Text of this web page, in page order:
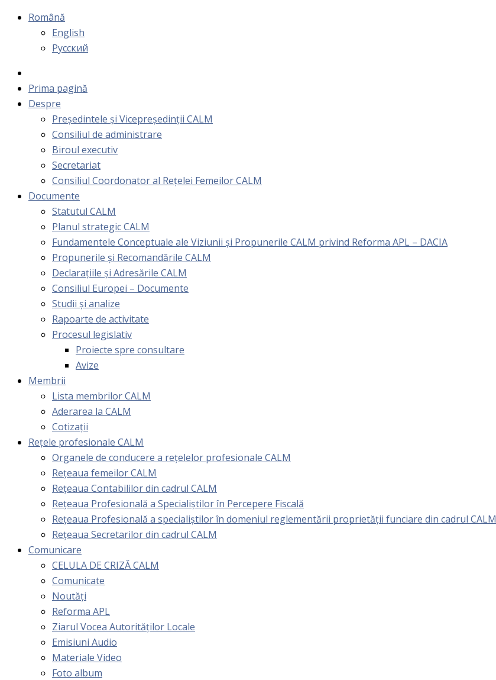
Română
English
Русский
Prima pagină
Despre
Președintele și Vicepreședinții CALM
Consiliul de administrare
Biroul executiv
Secretariat
Consiliul Coordonator al Rețelei Femeilor CALM
Documente
Statutul CALM
Planul strategic CALM
Fundamentele Conceptuale ale Viziunii și Propunerile CALM privind Reforma APL – DACIA
Propunerile și Recomandările CALM
Declarațiile și Adresările CALM
Consiliul Europei – Documente
Studii și analize
Rapoarte de activitate
Procesul legislativ
Proiecte spre consultare
Avize
Membrii
Lista membrilor CALM
Aderarea la CALM
Cotizaţii
Rețele profesionale CALM
Organele de conducere a rețelelor profesionale CALM
Rețeaua femeilor CALM
Rețeaua Contabililor din cadrul CALM
Rețeaua Profesională a Specialiștilor în Percepere Fiscală
Reţeaua Profesională a specialiştilor în domeniul reglementării proprietăţii funciare din cadrul CALM
Rețeaua Secretarilor din cadrul CALM
Comunicare
CELULA DE CRIZĂ CALM
Comunicate
Noutăți
Reforma APL
Ziarul Vocea Autorităților Locale
Emisiuni Audio
Materiale Video
Foto album